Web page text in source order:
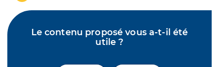
Le contenu proposé vous a-t-il été
utile ?